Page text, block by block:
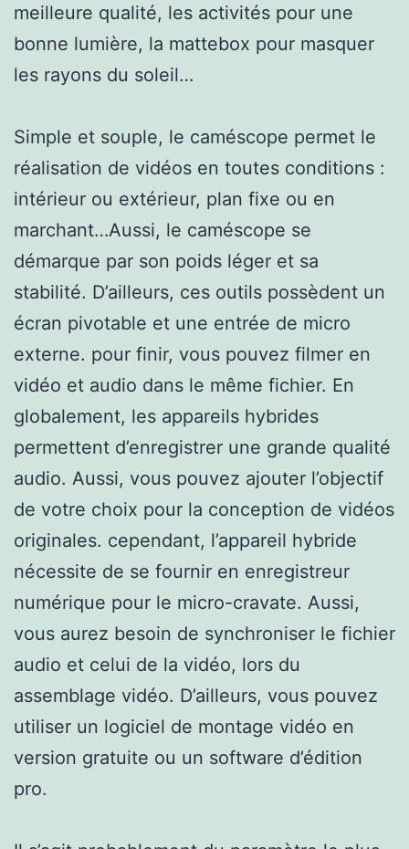
meilleure qualité, les activités pour une
bonne lumière, la mattebox pour masquer
les rayons du soleil…
Simple et souple, le caméscope permet le
réalisation de vidéos en toutes conditions :
intérieur ou extérieur, plan fixe ou en
marchant…Aussi, le caméscope se
démarque par son poids léger et sa
stabilité. D’ailleurs, ces outils possèdent un
écran pivotable et une entrée de micro
externe. pour finir, vous pouvez filmer en
vidéo et audio dans le même fichier. En
globalement, les appareils hybrides
permettent d’enregistrer une grande qualité
audio. Aussi, vous pouvez ajouter l’objectif
de votre choix pour la conception de vidéos
originales. cependant, l’appareil hybride
nécessite de se fournir en enregistreur
numérique pour le micro-cravate. Aussi,
vous aurez besoin de synchroniser le fichier
audio et celui de la vidéo, lors du
assemblage vidéo. D’ailleurs, vous pouvez
utiliser un logiciel de montage vidéo en
version gratuite ou un software d’édition
pro.